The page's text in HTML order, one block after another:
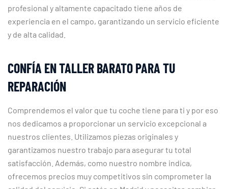
profesional y altamente capacitado tiene años de
experiencia en el campo, garantizando un servicio eficiente
y de alta calidad.
CONFÍA EN TALLER BARATO PARA TU
REPARACIÓN
Comprendemos el valor que tu coche tiene para ti y por eso
nos dedicamos a proporcionar un servicio excepcional a
nuestros clientes. Utilizamos piezas originales y
garantizamos nuestro trabajo para asegurar tu total
satisfacción. Además, como nuestro nombre indica,
ofrecemos precios muy competitivos sin comprometer la